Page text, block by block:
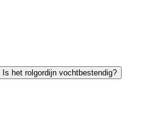
Is het rolgordijn vochtbestendig?